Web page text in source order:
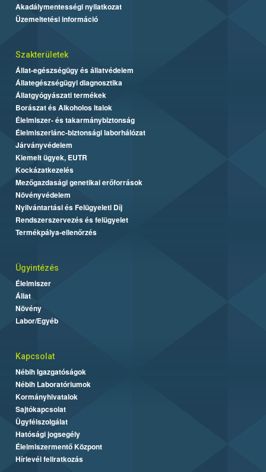
Akadálymentességi nyilatkozat
Üzemeltetési információ
Szakterületek
Állat-egészségügy és állatvédelem
Állategészségügyi diagnosztika
Állatgyógyászati termékek
Borászat és Alkoholos Italok
Élelmiszer- és takarmánybiztonság
Élelmiszerlánc-biztonsági laborhálózat
Járványvédelem
Kiemelt ügyek, EUTR
Kockázatkezelés
Mezőgazdasági genetikai erőforrások
Növényvédelem
Nyilvántartási és Felügyeleti Díj
Rendszerszervezés és felügyelet
Termékpálya-ellenőrzés
Ügyintézés
Élelmiszer
Állat
Növény
Labor/Egyéb
Kapcsolat
Nébih Igazgatóságok
Nébih Laboratóriumok
Kormányhivatalok
Sajtókapcsolat
Ügyfélszolgálat
Hatósági jogsegély
Élelmiszermentő Központ
Hírlevél feliratkozás